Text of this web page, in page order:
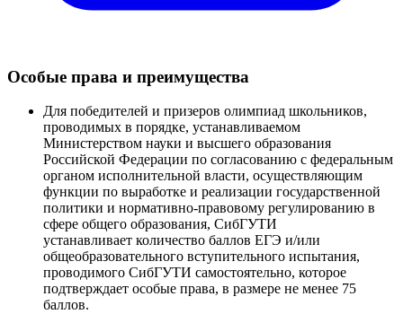
Особые права и преимущества
Для победителей и призеров олимпиад школьников,
проводимых в порядке, устанавливаемом
Министерством науки и высшего образования
Российской Федерации по согласованию с федеральным
органом исполнительной власти, осуществляющим
функции по выработке и реализации государственной
политики и нормативно-правовому регулированию в
сфере общего образования, СибГУТИ
устанавливает количество баллов ЕГЭ и/или
общеобразовательного вступительного испытания,
проводимого СибГУТИ самостоятельно, которое
подтверждает особые права, в размере не менее 75
баллов.